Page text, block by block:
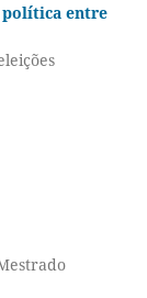
política entre